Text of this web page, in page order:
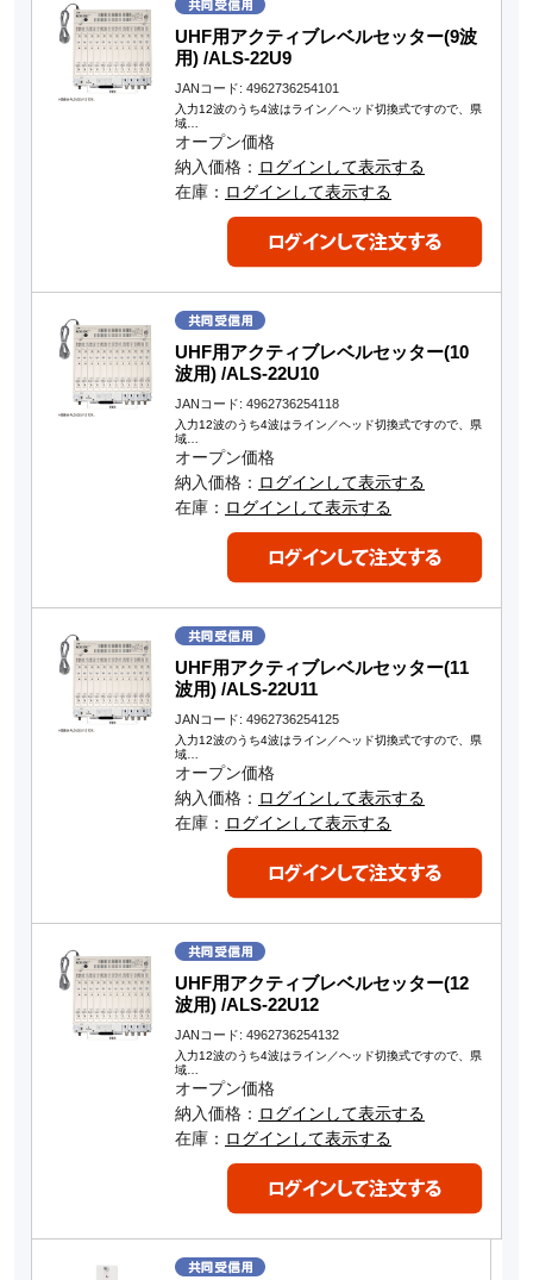
UHF用アクティブレベルセッター(9波
用) /ALS-22U9
JANコード: 4962736254101
入力12波のうち4波はライン／ヘッド切換式ですので、県
域…
オープン価格
納入価格： ログインして表示する
在庫： ログインして表示する
UHF用アクティブレベルセッター(10
波用) /ALS-22U10
JANコード: 4962736254118
入力12波のうち4波はライン／ヘッド切換式ですので、県
域…
オープン価格
納入価格： ログインして表示する
在庫： ログインして表示する
UHF用アクティブレベルセッター(11
波用) /ALS-22U11
JANコード: 4962736254125
入力12波のうち4波はライン／ヘッド切換式ですので、県
域…
オープン価格
納入価格： ログインして表示する
在庫： ログインして表示する
UHF用アクティブレベルセッター(12
波用) /ALS-22U12
JANコード: 4962736254132
入力12波のうち4波はライン／ヘッド切換式ですので、県
域…
オープン価格
納入価格： ログインして表示する
在庫： ログインして表示する